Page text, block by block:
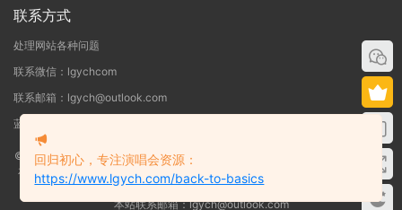
联系方式
处理网站各种问题
联系微信：lgychcom
联系邮箱：lgych@outlook.com
蓝光演唱会网 - 专注于ISO和BDMV蓝光演唱会下载服务
©2019-2026 蓝光演唱会本站资源来源于网络用户网盘投稿，本站服务器不储
存任何演唱会资源，版权归原作者所有，若侵犯了您的合法权益，请联系我们
删除！
本站联系邮箱：lgych@outlook.com
回归初心，专注演唱会资源：
https://www.lgych.com/back-to-basics